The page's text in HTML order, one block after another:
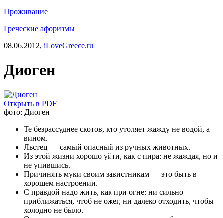
Проживание
Греческие афоризмы
08.06.2012, iLoveGreece.ru
Диоген
Открыть в PDF
фото: Диоген
Те безрассуднее скотов, кто утоляет жажду не водой, а
вином.
Льстец — самый опасный из ручных животных.
Из этой жизни хорошо уйти, как с пира: не жаждая, но и
не упившись.
Причинять муки своим завистникам — это быть в
хорошем настроении.
С правдой надо жить, как при огне: ни сильно
приближаться, чтоб не ожег, ни далеко отходить, чтобы
холодно не было.